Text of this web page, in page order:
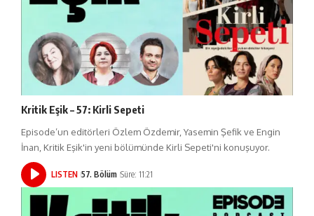
Kritik Eşik – 57: Kirli Sepeti
Episode’un editörleri Özlem Özdemir, Yasemin Şefik ve Engin
İnan, Kritik Eşik'in yeni bölümünde Kirli Sepeti'ni konuşuyor.
LISTEN 57. Bölüm Süre: 11:21